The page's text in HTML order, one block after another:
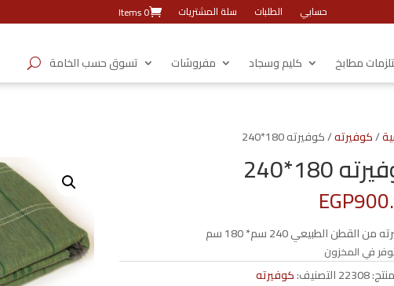
حسابي الطلبات سلة المشتريات 0 Items
مطابخ كليم وسجاد مفروشات تسوق حسب الخامة
/كوفيرته/ كوفيرته 180*240
180*240
EGP
من القطن الطبيعي 240 سم* 180 سم
في المخزون
22308التصنيف:كوفيرته